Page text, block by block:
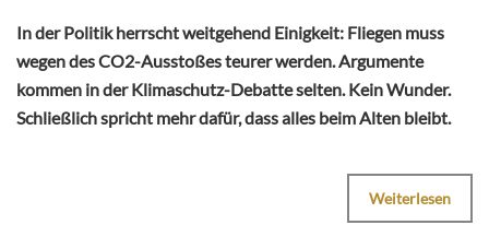
In der Politik herrscht weitgehend Einigkeit: Fliegen muss
wegen des CO2-Ausstoßes teurer werden. Argumente
kommen in der Klimaschutz-Debatte selten. Kein Wunder.
Schließlich spricht mehr dafür, dass alles beim Alten bleibt.
Weiterlesen